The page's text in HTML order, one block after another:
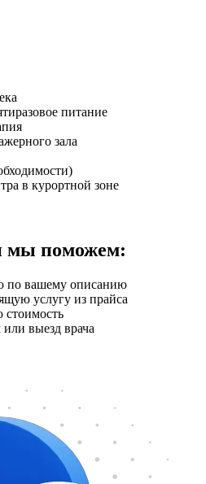
питание
зала
в курортной зоне
мы поможем:
по вашему описанию
услугу из прайса
стоимость
выезд врача